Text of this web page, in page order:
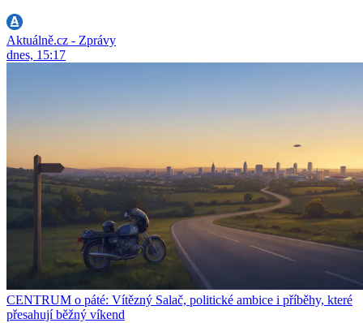
Aktuálně.cz - Zprávy
dnes, 15:17
CENTRUM o páté: Vítězný Salač, politické ambice i příběhy, které
přesahují běžný víkend